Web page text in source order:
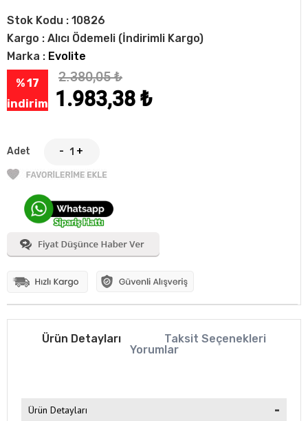
Stok Kodu : 10826
Kargo : Alıcı Ödemeli (İndirimli Kargo)
Marka : Evolite
% 17
indirim
2.380,05₺
1.983,38 ₺
Adet +
-
Ürün Detayları
Taksit Seçenekleri
Yorumlar
Ürün Detayları